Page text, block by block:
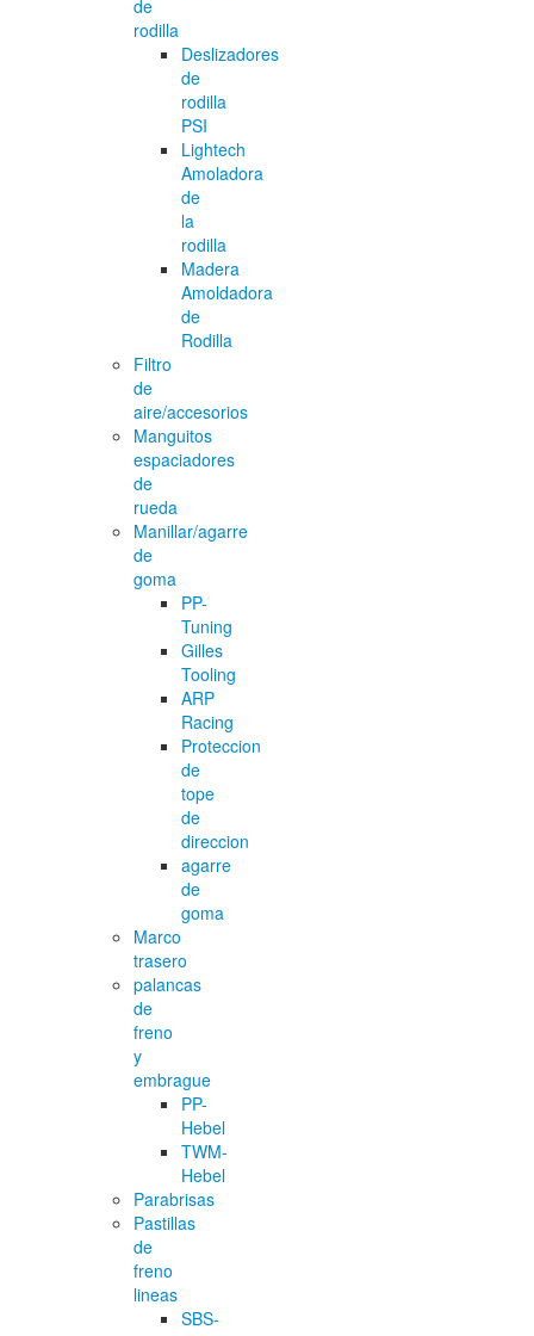
de
rodilla
Deslizadores
de
rodilla
PSI
Lightech
Amoladora
de
la
rodilla
Madera
Amoldadora
de
Rodilla
Filtro
de
aire/accesorios
Manguitos
espaciadores
de
rueda
Manillar/agarre
de
goma
PP-
Tuning
Gilles
Tooling
ARP
Racing
Proteccion
de
tope
de
direccion
agarre
de
goma
Marco
trasero
palancas
de
freno
y
embrague
PP-
Hebel
TWM-
Hebel
Parabrisas
Pastillas
de
freno
lineas
SBS-